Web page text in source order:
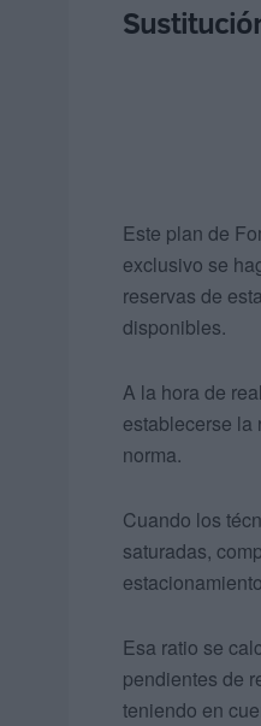
Este plan de
exclusivo se
reservas de
disponibles.
A la hora de
establecerse la
norma.
Cuando los
saturadas,
Esa ratio se
pendientes de
teniendo en